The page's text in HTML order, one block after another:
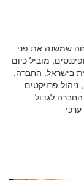
הצמיחה שמשנה את פני
מוביל כיום
בישראל. החברה,
פרויקטים
ב-2026 ממשיכה החברה לגדול